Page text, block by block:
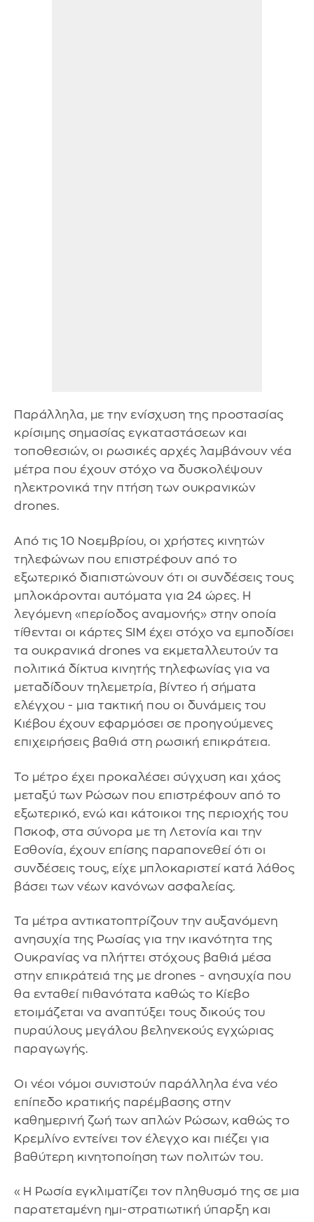
Παράλληλα, με την ενίσχυση της προστασίας
κρίσιμης σημασίας εγκαταστάσεων και
τοποθεσιών, οι ρωσικές αρχές λαμβάνουν νέα
μέτρα που έχουν στόχο να δυσκολέψουν
ηλεκτρονικά την πτήση των ουκρανικών
drones.
Από τις 10 Νοεμβρίου, οι χρήστες κινητών
τηλεφώνων που επιστρέφουν από το
εξωτερικό διαπιστώνουν ότι οι συνδέσεις τους
μπλοκάρονται αυτόματα για 24 ώρες. Η
λεγόμενη «περίοδος αναμονής» στην οποία
τίθενται οι κάρτες SIM έχει στόχο να εμποδίσει
τα ουκρανικά drones να εκμεταλλευτούν τα
πολιτικά δίκτυα κινητής τηλεφωνίας για να
μεταδίδουν τηλεμετρία, βίντεο ή σήματα
ελέγχου - μια τακτική που οι δυνάμεις του
Κιέβου έχουν εφαρμόσει σε προηγούμενες
επιχειρήσεις βαθιά στη ρωσική επικράτεια.
Το μέτρο έχει προκαλέσει σύγχυση και χάος
μεταξύ των Ρώσων που επιστρέφουν από το
εξωτερικό, ενώ και κάτοικοι της περιοχής του
Πσκοφ, στα σύνορα με τη Λετονία και την
Εσθονία, έχουν επίσης παραπονεθεί ότι οι
συνδέσεις τους, είχε μπλοκαριστεί κατά λάθος
βάσει των νέων κανόνων ασφαλείας.
Τα μέτρα αντικατοπτρίζουν την αυξανόμενη
ανησυχία της Ρωσίας για την ικανότητα της
Ουκρανίας να πλήττει στόχους βαθιά μέσα
στην επικράτειά της με drones - ανησυχία που
θα ενταθεί πιθανότατα καθώς το Κίεβο
ετοιμάζεται να αναπτύξει τους δικούς του
πυραύλους μεγάλου βεληνεκούς εγχώριας
παραγωγής.
Οι νέοι νόμοι συνιστούν παράλληλα ένα νέο
επίπεδο κρατικής παρέμβασης στην
καθημερινή ζωή των απλών Ρώσων, καθώς το
Κρεμλίνο εντείνει τον έλεγχο και πιέζει για
βαθύτερη κινητοποίηση των πολιτών του.
«Η Ρωσία εγκλιματίζει τον πληθυσμό της σε μια
παρατεταμένη ημι-στρατιωτική ύπαρξη και